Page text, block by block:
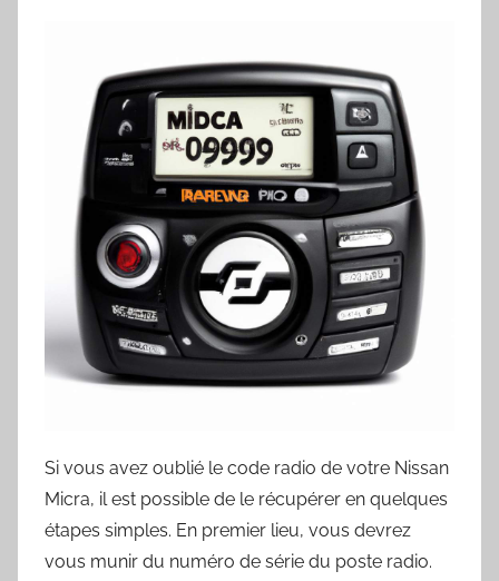
Si vous avez oublié le code radio de votre Nissan
Micra, il est possible de le récupérer en quelques
étapes simples. En premier lieu, vous devrez
vous munir du numéro de série du poste radio.